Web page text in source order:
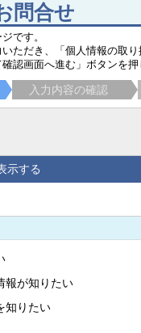
問合せ
です。
ただき、「個人情報の取
認画面へ進む」ボタンを押
入力内容の確認
示する
報が知りたい
知りたい